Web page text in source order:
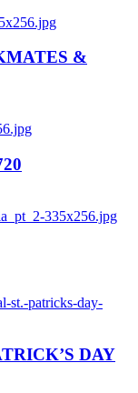
&
335x256.jpg
st.-patricks-day-
DAY